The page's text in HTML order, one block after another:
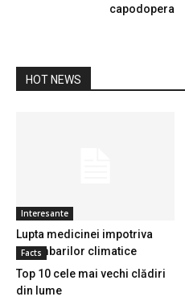
capodopera
HOT NEWS
Interesante
Lupta medicinei impotriva
schimbarilor climatice
Facts
Top 10 cele mai vechi clădiri
din lume